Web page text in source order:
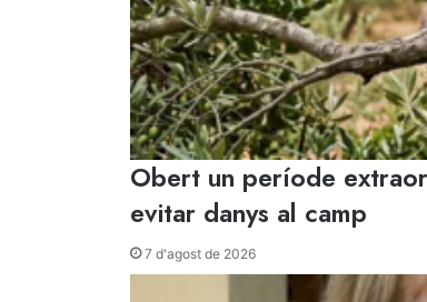
Obert un període
evitar danys al camp
7 d'agost de 2026